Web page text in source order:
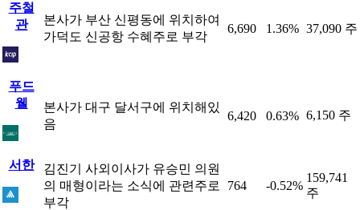
주철
관
본사가 부산 신평동에 위치하여
가덕도 신공항 수혜주로 부각
6,690 1.36% 37,090 주
푸드
웰
본사가 대구 달서구에 위치해있
음
6,420 0.63% 6,150 주
서한
김진기 사외이사가 유승민 의원
의 매형이라는 소식에 관련주로
부각
764 -0.52%
159,741
주